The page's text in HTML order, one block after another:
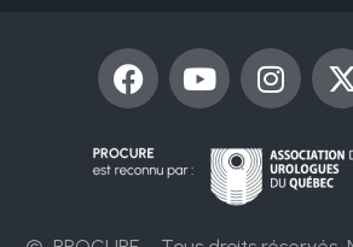
F
a
e
b
Y
o
u
I
n
t
a
-